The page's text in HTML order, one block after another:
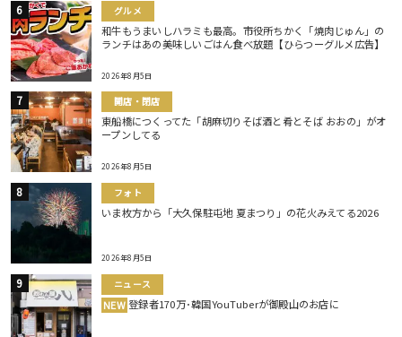
グルメ
和牛もうまいしハラミも最高。市役所ちかく「焼肉じゅん」の
ランチはあの美味しいごはん食べ放題【ひらつーグルメ広告】
2026年8月5日
開店・閉店
東船橋につくってた「胡麻切りそば酒と肴とそば おおの」がオ
ープンしてる
2026年8月5日
フォト
いま枚方から「大久保駐屯地 夏まつり」の花火みえてる2026
2026年8月5日
ニュース
NEW 登録者170万･韓国YouTuberが御殿山のお店に